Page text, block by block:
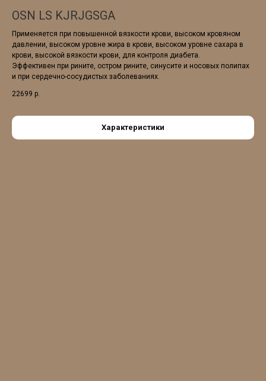
OSN LS KJRJGSGA
Применяется при повышенной вязкости крови, высоком кровяном
давлении, высоком уровне жира в крови, высоком уровне сахара в
крови, высокой вязкости крови, для контроля диабета.
Эффективен при рините, остром рините, синусите и носовых полипах
и при сердечно-сосудистых заболеваниях.
22699 р.
Характеристики